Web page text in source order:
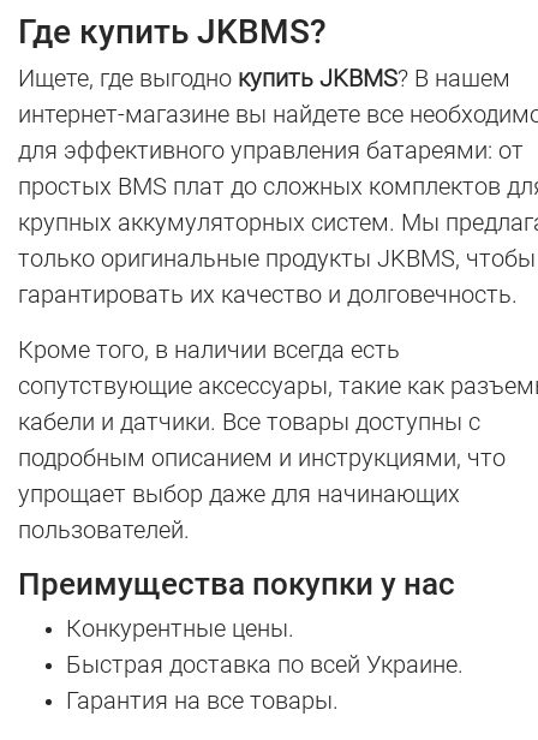
Где купить JKBMS?
Ищете, где выгодно купить JKBMS? В нашем
интернет-магазине вы найдете все
для эффективного управления батареями: от
простых BMS плат до сложных комплектов
крупных аккумуляторных систем. Мы
только оригинальные продукты JKBMS, чтобы
гарантировать их качество и долговечность.
Кроме того, в наличии всегда есть
сопутствующие аксессуары, такие как
кабели и датчики. Все товары доступны с
подробным описанием и инструкциями, что
упрощает выбор даже для начинающих
пользователей.
Преимущества покупки у нас
Конкурентные цены.
Быстрая доставка по всей Украине.
Гарантия на все товары.